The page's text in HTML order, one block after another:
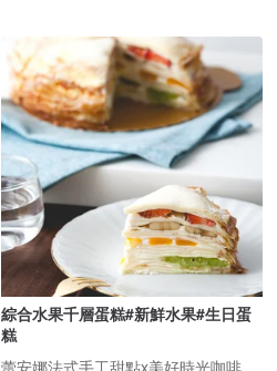
綜合水果千層蛋糕#新鮮水果#生日蛋
糕